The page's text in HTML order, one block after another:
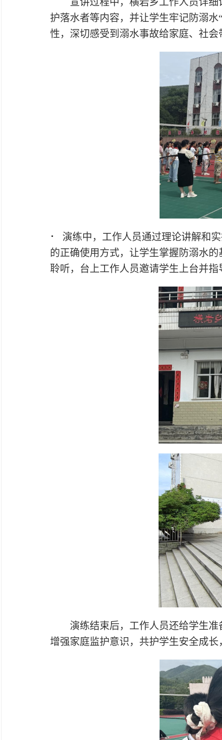
护落水者等内容，并让学生牢记防溺水
性，深切感受到溺水事故给家庭、社
⠂ 演练中，工作人员通过理论讲解和
的正确使用方式，让学生掌握防溺水
聆听，台上工作人员邀请学生上台并
演练结束后，工作人员还给学生
增强家庭监护意识，共护学生安全成